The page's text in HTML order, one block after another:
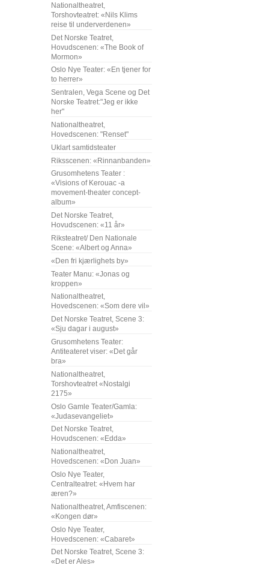
Nationaltheatret,
Torshovteatret: «Nils Klims
reise til underverdenen»
Det Norske Teatret,
Hovudscenen: «The Book of
Mormon»
Oslo Nye Teater: «En tjener for
to herrer»
Sentralen, Vega Scene og Det
Norske Teatret:"Jeg er ikke
her"
Nationaltheatret,
Hovedscenen: "Renset"
Uklart samtidsteater
Riksscenen: «Rinnanbanden»
Grusomhetens Teater :
«Visions of Kerouac -a
movement-theater concept-
album»
Det Norske Teatret,
Hovudscenen: «11 år»
Riksteatret/ Den Nationale
Scene: «Albert og Anna»
«Den fri kjærlighets by»
Teater Manu: «Jonas og
kroppen»
Nationaltheatret,
Hovedscenen: «Som dere vil»
Det Norske Teatret, Scene 3:
«Sju dagar i august»
Grusomhetens Teater:
Antiteateret viser: «Det går
bra»
Nationaltheatret,
Torshovteatret «Nostalgi
2175»
Oslo Gamle Teater/Gamla:
«Judasevangeliet»
Det Norske Teatret,
Hovudscenen: «Edda»
Nationaltheatret,
Hovedscenen: «Don Juan»
Oslo Nye Teater,
Centralteatret: «Hvem har
æren?»
Nationaltheatret, Amfiscenen:
«Kongen dør»
Oslo Nye Teater,
Hovedscenen: «Cabaret»
Det Norske Teatret, Scene 3:
«Det er Ales»